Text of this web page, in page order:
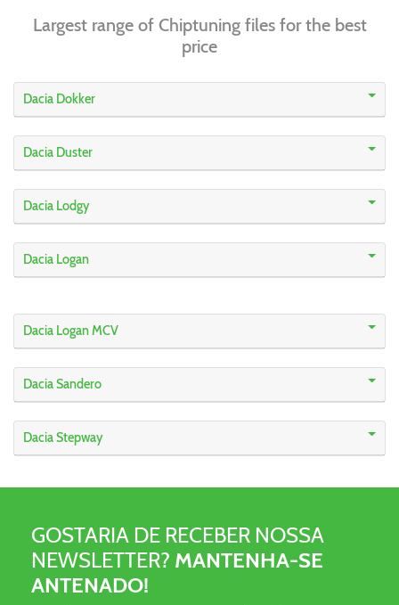
Largest range of Chiptuning files for the best
price
Dacia Dokker
Dacia Duster
Dacia Lodgy
Dacia Logan
Dacia Logan MCV
Dacia Sandero
Dacia Stepway
GOSTARIA DE RECEBER NOSSA
NEWSLETTER? MANTENHA-SE
ANTENADO!